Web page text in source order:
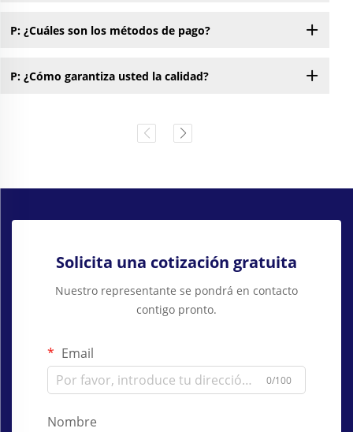
P: ¿Cuáles son los métodos de pago?
P: ¿Cómo garantiza usted la calidad?
Solicita una cotización gratuita
Nuestro representante se pondrá en contacto
contigo pronto.
Email
0/100
Nombre